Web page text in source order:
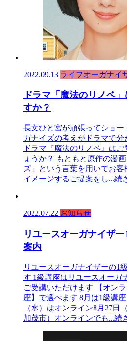
2022.09.13 ライフオーガナイ
ドラマ「魔法のリノベ
すか？
長文ひと宮が頑張ってショ
ガナイズの考えがドラマで
ドラマ『魔法のリノベ』は
ょうか？ もともと原作の漫
ズ」という言葉を用いてお
イメージするご提案をし...続
2022.07.22 お知らせ
リユースオーガナイザ
案内
リユースオーガナイザーの1
す 1級講座はリユースオーガ
ご受講いただけます 【オン
座】で選べます 8月は1級講
（水）はオンライン8月27日
加茂市）オンラインでも...続